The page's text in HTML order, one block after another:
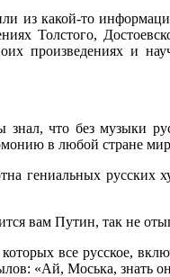
из какой-то
Толстого,
произведениях и
что без музыки
в любой стране
гениальных русских
вам Путин, так не
все русское,
«Ай, Моська, знать